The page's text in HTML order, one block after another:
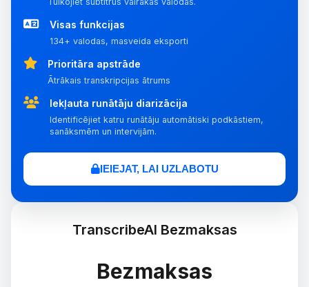
TranscribeAI Bezmaksas
Bezmaksas
Visas funkcijas
134+ valodas, masveida eksporti
Prioritāra apstrāde
Ātrākais transkripcijas ātrums
Iekļauta runātāju diarizācija
Identificējiet katru runātāju automātiski podkāstiem,
sanāksmēm un intervijām.
IEIEJAT, LAI UZLABOTU